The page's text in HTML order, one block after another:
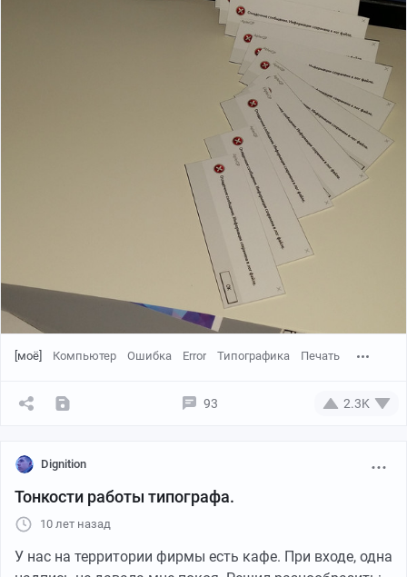
[моё] Компьютер Ошибка Error Типографика Печать
93 2.3K
Dignition
Тонкости работы типографа.
10 лет назад
У нас на территории фирмы есть кафе. При входе, одна